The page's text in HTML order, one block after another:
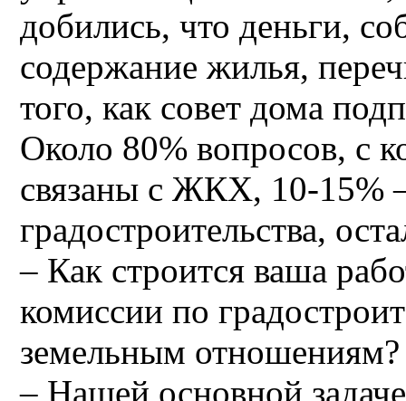
добились, что деньги,
содержание жилья,
того, как совет дома
Около 80% вопросов, с
связаны с ЖКХ, 10-15%
градостроительства,
– Как строится ваша
комиссии по
земельным отношениям?
– Нашей основной